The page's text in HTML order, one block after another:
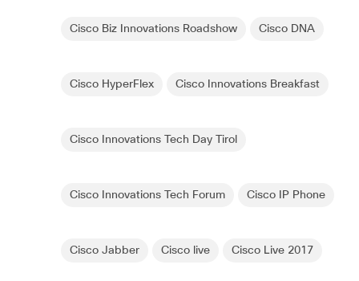
Cisco Biz Innovations Roadshow Cisco DNA
Cisco HyperFlex Cisco Innovations Breakfast
Cisco Innovations Tech Day Tirol
Cisco Innovations Tech Forum Cisco IP Phone
Cisco Jabber Cisco live Cisco Live 2017